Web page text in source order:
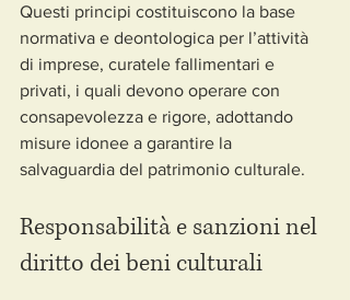
Questi principi costituiscono la base
normativa e deontologica per l’attività
di imprese, curatele fallimentari e
privati, i quali devono operare con
consapevolezza e rigore, adottando
misure idonee a garantire la
salvaguardia del patrimonio culturale.
Responsabilità e sanzioni nel
diritto dei beni culturali